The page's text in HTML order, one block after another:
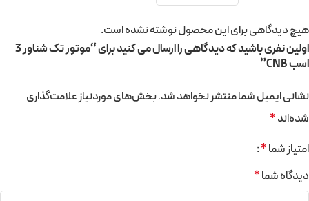
هیچ دیدگاهی برای این محصول نوشته نشده است.
اولین نفری باشید که دیدگاهی را ارسال می کنید برای “موتور تک شناور 3
اسب CNB”
نشانی ایمیل شما منتشر نخواهد شد.بخش‌های موردنیاز علامت‌گذاری
شده‌اند*
امتیاز شما*
دیدگاه شما*